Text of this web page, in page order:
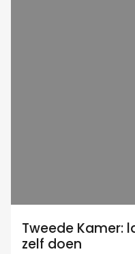
Tweede Kamer:
zelf doen